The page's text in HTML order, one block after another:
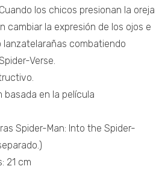
los chicos presionan la oreja
cambiar la expresión de los ojos e
lanzatelarañas combatiendo
Verse.
basada en la película
Spider-Man: Into the Spider-
21 cm